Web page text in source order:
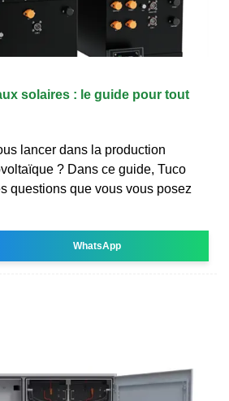
solaires : le guide pour tout
lancer dans la production
? Dans ce guide, Tuco
questions que vous vous posez
WhatsApp